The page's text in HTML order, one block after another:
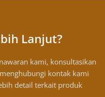
Lanjut?
kami, konsultasikan
kontak kami
detail terkait produk